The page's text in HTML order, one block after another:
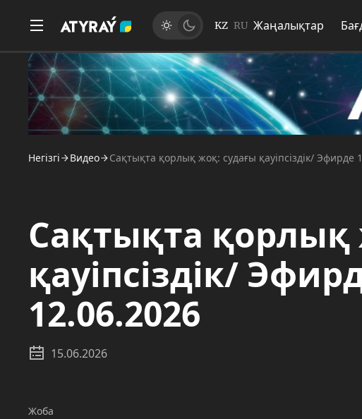
KZ RU Жаңалықтар
Негізгі Видео Сақтықта қорлық жоқ: судағы қауіпсіздік/ Эфирде
Сақтықта қорлық
қауіпсіздік/
12.06.2026
15.06.2026
Жоба